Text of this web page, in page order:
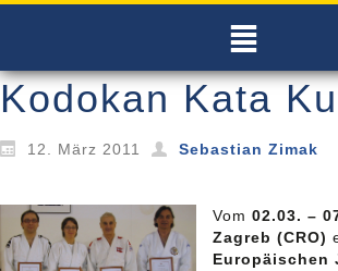
Kodokan Kata
12. März 2011 Sebastian Zimak
Vom 02.03. –
Zagreb (CRO)
Europäischen